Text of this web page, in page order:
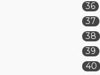
36
37
38
39
40